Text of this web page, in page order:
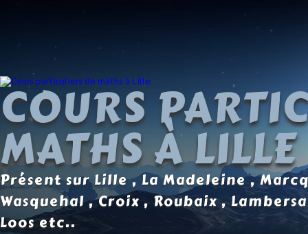
COURS
MATHS À LILLE
Présent sur Lille , La Madeleine ,
Wasquehal , Croix , Roubaix ,
Loos etc..